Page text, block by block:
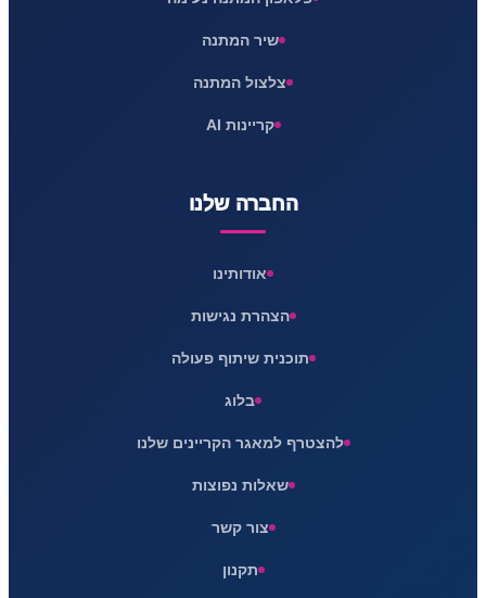
שיר המתנה
צלצול המתנה
קריינות AI
החברה שלנו
אודותינו
הצהרת נגישות
תוכנית שיתוף פעולה
בלוג
להצטרף למאגר הקריינים שלנו
שאלות נפוצות
צור קשר
תקנון